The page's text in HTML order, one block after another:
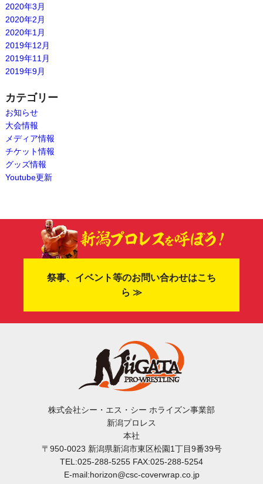
2020年3月
2020年2月
2020年1月
2019年12月
2019年11月
2019年9月
カテゴリー
お知らせ
大会情報
メディア情報
チケット情報
グッズ情報
Youtube更新
祭事、イベント等のお問い合わせはこち
ら ≫
株式会社シー・エス・シー ホライズン事業部
新潟プロレス
本社
〒950-0023 新潟県新潟市東区松園1丁目9番39号
TEL:025-288-5255 FAX:025-288-5254
E-mail:horizon@csc-coverwrap.co.jp